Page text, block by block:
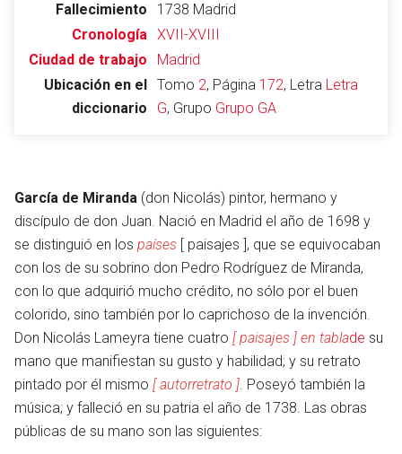
Leer Vigilar
Fallecimiento
1738 Madrid
Cronología XVII-XVIII
Ciudad de trabajo
Madrid
Ubicación en el
diccionario
Tomo 2, Página 172, Letra Letra
G, Grupo Grupo GA
García de Miranda (don Nicolás) pintor, hermano y
discípulo de don Juan. Nació en Madrid el año de 1698 y
se distinguió en los países [ paisajes ], que se equivocaban
con los de su sobrino don Pedro Rodríguez de Miranda,
con lo que adquirió mucho crédito, no sólo por el buen
colorido, sino también por lo caprichoso de la invención.
Don Nicolás Lameyra tiene cuatro [ paisajes ] en tablade su
mano que manifiestan su gusto y habilidad; y su retrato
pintado por él mismo [ autorretrato ]. Poseyó también la
música; y falleció en su patria el año de 1738. Las obras
públicas de su mano son las siguientes: